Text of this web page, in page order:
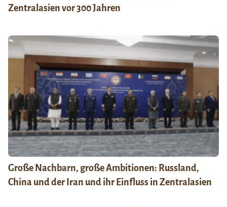
Zentralasien vor 300 Jahren
Große Nachbarn, große Ambitionen: Russland,
China und der Iran und ihr Einfluss in Zentralasien